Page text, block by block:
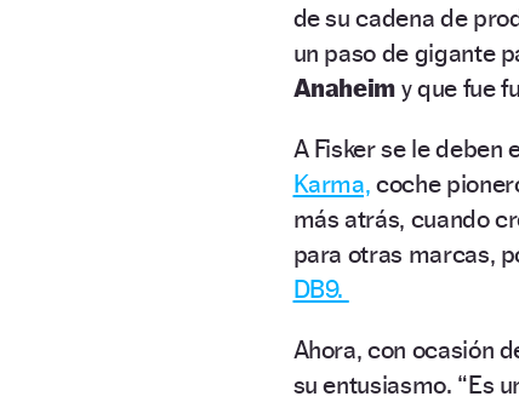
de su cadena de
un paso de gigante
Anaheim y que fue
A Fisker se le deben
Karma, coche
más atrás, cuando
para otras marcas,
DB9.
Ahora, con ocasión
su entusiasmo. “Es